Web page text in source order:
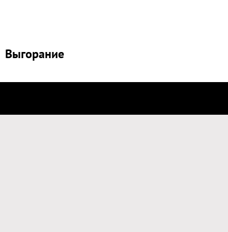
Выгорание